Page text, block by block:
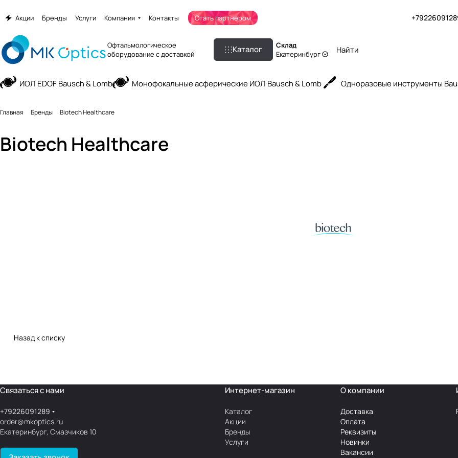
Акции Бренды Услуги Компания Контакты Стать партнером
Офтальмологическое
оборудование с доставкой
Каталог
Склад
Екатеринбург
ИОЛ EDOF Bausch & Lomb Монофокальные асферические ИОЛ Bausch & Lomb Одноразовые инструменты
Главная Бренды Biotech Healthcare
Biotech Healthcare
Назад к списку
Связаться с нами
+79226091289
order@mkoptics.ru
Екатеринбург, Смазчиков 10
Интернет-магазин
Каталог
Акции
Бренды
Услуги
О компании
Доставка
Оплата
Реквизиты
Новинки
Вакансии